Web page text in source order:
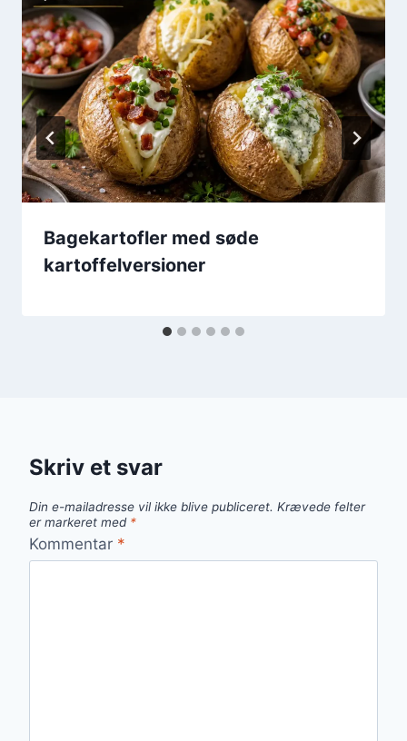
Bagekartofler med søde
kartoffelversioner
Skriv et svar
Din e-mailadresse vil ikke blive publiceret. Krævede felter
er markeret med *
Kommentar *